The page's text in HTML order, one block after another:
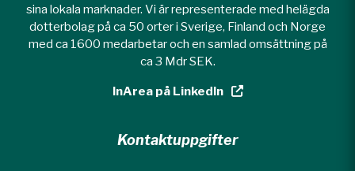
sina lokala marknader. Vi är representerade med helägda
dotterbolag på ca 50 orter i Sverige, Finland och Norge
med ca 1600 medarbetar och en samlad omsättning på
ca 3 Mdr SEK.
InArea på LinkedIn
Kontaktuppgifter